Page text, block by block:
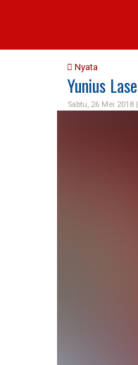
Nyata
Yunius
Sabtu, 26 Mei 2018 |